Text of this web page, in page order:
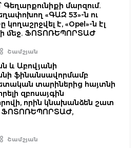
մարզում.
«ԳԱԶ 53»-ն ու
կողաշրջվել է, «Opel»-ն էլ
մեջ. ՖՈՏՈՌԵՊՈՐՏԱԺ
Շամշյան
և Աբովյանի
ֆինանսավորմամբ
տարիներից հայտնի
զբոսայգին
որին կնախանձեն շատ
Շամշյան